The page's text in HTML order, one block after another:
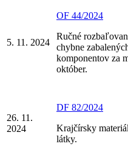
5. 11. 2024
OF 44/2024
Ručné
chybne
komponentov za
október.
26. 11.
2024
DF 82/2024
Krajčírsky
látky.